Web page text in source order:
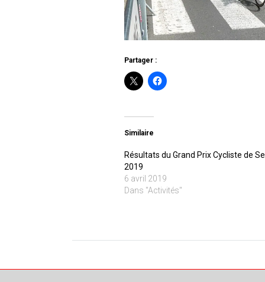
Partager :
Similaire
Résultats du Grand Prix Cycliste de
2019
6 avril 2019
Dans "Activités"